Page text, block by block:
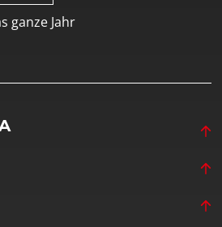
ganze Jahr